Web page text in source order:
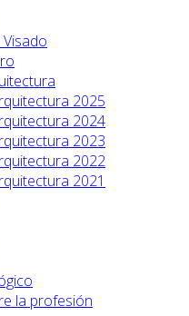
2025
2024
2023
2022
2021
la profesión